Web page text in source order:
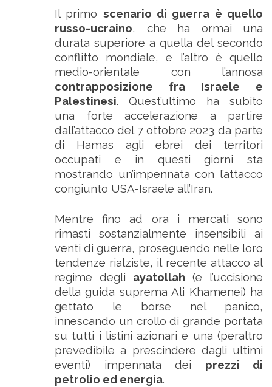
Il primo scenario di guerra è quello
russo-ucraino, che ha ormai una
durata superiore a quella del secondo
conflitto mondiale, e l’altro è quello
medio-orientale con l’annosa
contrapposizione fra Israele e
Palestinesi. Quest’ultimo ha subito
una forte accelerazione a partire
dall’attacco del 7 ottobre 2023 da parte
di Hamas agli ebrei dei territori
occupati e in questi giorni sta
mostrando un’impennata con l’attacco
congiunto USA-Israele all’Iran.
Mentre fino ad ora i mercati sono
rimasti sostanzialmente insensibili ai
venti di guerra, proseguendo nelle loro
tendenze rialziste, il recente attacco al
regime degli ayatollah (e l’uccisione
della guida suprema Ali Khamenei) ha
gettato le borse nel panico,
innescando un crollo di grande portata
su tutti i listini azionari e una (peraltro
prevedibile a prescindere dagli ultimi
eventi) impennata dei prezzi di
petrolio ed energia.